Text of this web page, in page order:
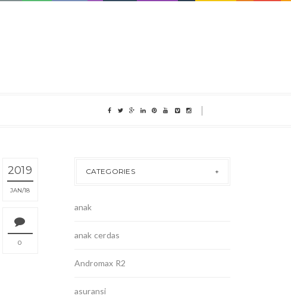
2019
JAN 18
0
CATEGORIES
anak
anak cerdas
Andromax R2
asuransi